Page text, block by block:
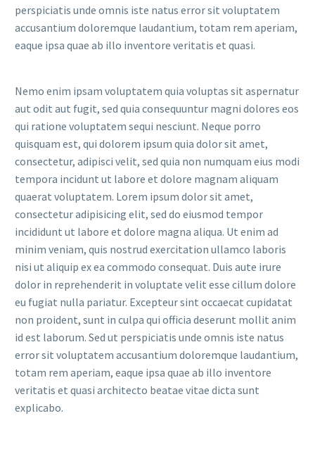
perspiciatis unde omnis iste natus error sit voluptatem
accusantium doloremque laudantium, totam rem aperiam,
eaque ipsa quae ab illo inventore veritatis et quasi.
Nemo enim ipsam voluptatem quia voluptas sit aspernatur
aut odit aut fugit, sed quia consequuntur magni dolores eos
qui ratione voluptatem sequi nesciunt. Neque porro
quisquam est, qui dolorem ipsum quia dolor sit amet,
consectetur, adipisci velit, sed quia non numquam eius modi
tempora incidunt ut labore et dolore magnam aliquam
quaerat voluptatem. Lorem ipsum dolor sit amet,
consectetur adipisicing elit, sed do eiusmod tempor
incididunt ut labore et dolore magna aliqua. Ut enim ad
minim veniam, quis nostrud exercitation ullamco laboris
nisi ut aliquip ex ea commodo consequat. Duis aute irure
dolor in reprehenderit in voluptate velit esse cillum dolore
eu fugiat nulla pariatur. Excepteur sint occaecat cupidatat
non proident, sunt in culpa qui officia deserunt mollit anim
id est laborum. Sed ut perspiciatis unde omnis iste natus
error sit voluptatem accusantium doloremque laudantium,
totam rem aperiam, eaque ipsa quae ab illo inventore
veritatis et quasi architecto beatae vitae dicta sunt
explicabo.